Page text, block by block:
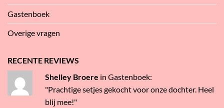
Gastenboek
Overige vragen
RECENTE REVIEWS
Shelley Broere in Gastenboek:
"Prachtige setjes gekocht voor onze dochter. Heel
blij mee!"